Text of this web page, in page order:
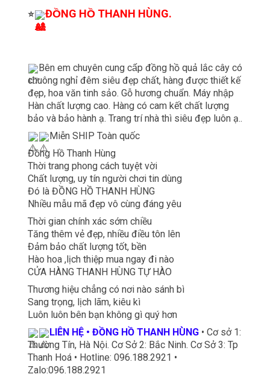
⭐ ĐỒNG HỒ THANH HÙNG.
Bên em chuyên cung cấp đồng hồ quả lắc cây có
chuông nghỉ đêm siêu đẹp chất, hàng được thiết kế
đẹp, hoa văn tinh sảo. Gỗ hương chuẩn. Máy nhập
Hàn chất lượng cao. Hàng có cam kết chất lượng
bảo và bảo hành ạ. Trang trí nhà thì siêu đẹp luôn ạ..
Miễn SHIP Toàn quốc
Đồng Hồ Thanh Hùng
Thời trang phong cách tuyệt vời
Chất lượng, uy tín người chơi tin dùng
Đó là ĐỒNG HỒ THANH HÙNG
Nhiều mẫu mã đẹp vô cùng đáng yêu
Thời gian chính xác sớm chiều
Tăng thêm vẻ đẹp, nhiều điều tôn lên
Đảm bảo chất lượng tốt, bền
Hào hoa ,lịch thiệp mua ngay đi nào
CỬA HÀNG THANH HÙNG TỰ HÀO
Thương hiệu chẳng có nơi nào sánh bì
Sang trọng, lịch lãm, kiêu kì
Luôn luôn bên bạn không gì quý hơn
LIÊN HỆ • ĐỒNG HỒ THANH HÙNG • Cơ sở 1:
Thường Tín, Hà Nội. Cơ Sở 2: Bắc Ninh. Cơ Sở 3: Tp
Thanh Hoá • Hotline: 096.188.2921 •
Zalo:096.188.2921